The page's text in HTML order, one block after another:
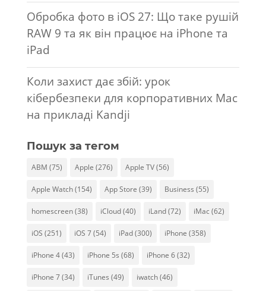
Обробка фото в iOS 27: Що таке рушій
RAW 9 та як він працює на iPhone та
iPad
Коли захист дає збій: урок
кібербезпеки для корпоративних Mac
на прикладі Kandji
Пошук за тегом
ABM (75) Apple (276) Apple TV(56)
Apple Watch(154) App Store (39) Business (55)
homescreen(38) iCloud(40) iLand(72) iMac (62)
iOS (251) iOS 7(54) iPad(300) iPhone (358)
iPhone 4(43) iPhone 5s (68) iPhone 6(32)
iPhone 7(34) iTunes (49) iwatch(46)